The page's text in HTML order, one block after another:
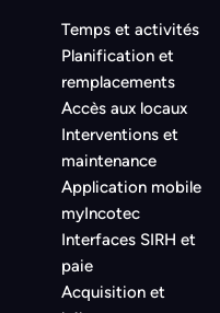
Temps et activités
Planification et
remplacements
Accès aux locaux
Interventions et
maintenance
Application mobile
myIncotec
Interfaces SIRH et
paie
Acquisition et